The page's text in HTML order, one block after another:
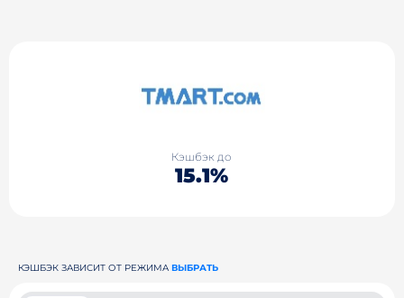
Кэшбэк до
15.1%
КЭШБЭК ЗАВИСИТ ОТ РЕЖИМА ВЫБРАТЬ